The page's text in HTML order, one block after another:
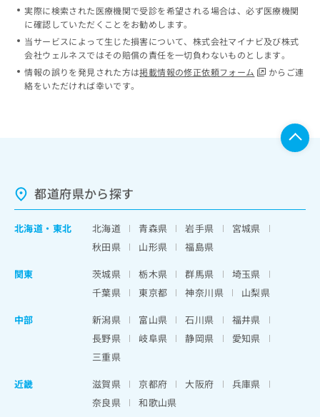
実際に検索された医療機関で受診を希望される場合は、必ず医療機関
に確認していただくことをお勧めします。
当サービスによって生じた損害について、株式会社マイナビ及び株式
会社ウェルネスではその賠償の責任を一切負わないものとします。
情報の誤りを発見された方は掲載情報の修正依頼フォーム
からご連
絡をいただければ幸いです。
都道府県から探す
北海道 ・ 東北 北海道 青森県 岩手県
宮城県
秋田県
山形県
福島県
関東
茨城県 栃木県 群馬県
埼玉県
千葉県
東京都 神奈川県
山梨県
中部
新潟県 富山県 石川県
福井県
長野県
岐阜県 静岡県
愛知県
三重県
近畿
滋賀県 京都府 大阪府
兵庫県
奈良県
和歌山県